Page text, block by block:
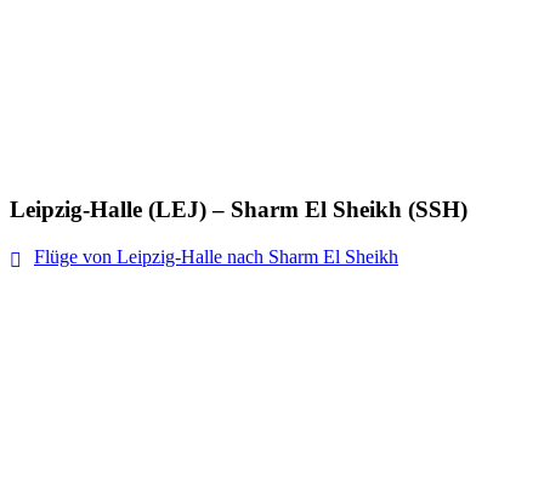
Leipzig-Halle (LEJ) – Sharm El Sheikh (SSH)
Flüge von Leipzig-Halle nach Sharm El Sheikh